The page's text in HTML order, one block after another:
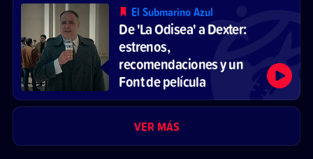
El Submarino Azul
De 'La Odisea' a Dexter:
estrenos,
recomendaciones y un
Font de película
VER MÁS